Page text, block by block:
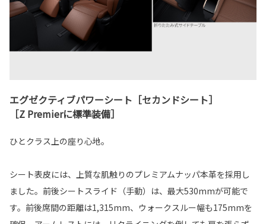
エグゼクティブパワーシート［セカンドシート］
［Z Premierに標準装備］
ひとクラス上の座り心地。
シート表皮には、上質な肌触りのプレミアムナッパ本革を採用し
ました。前後シートスライド（手動）は、最大530mmが可能で
す。前後席間の距離は1,315mm、ウォークスルー幅も175mmを